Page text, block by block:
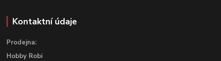
Kontaktní údaje
Prodejna:
Hobby Robi